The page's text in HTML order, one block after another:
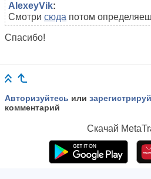
AlexeyVik:
Смотри сюда потом
Спасибо!
Авторизуйтесь или
комментарий
Скачай